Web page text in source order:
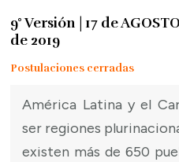
9° Versión | 17 de
de 2019
Postulaciones cerradas
América Latina y el
ser regiones
existen más de 650